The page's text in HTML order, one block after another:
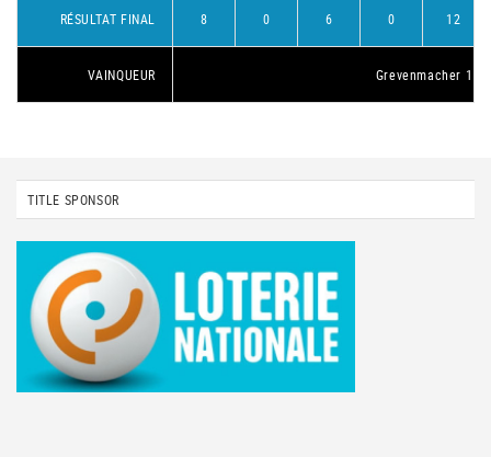
RÉSULTAT FINAL 8 0 6 0 12
VAINQUEUR Grevenmacher 1
TITLE SPONSOR